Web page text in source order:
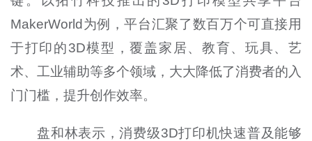
MakerWorld为例，平台汇聚了数百万个可直接用
于打印的3D模型，覆盖家居、教育、玩具、艺
术、工业辅助等多个领域，大大降低了消费者的入
门门槛，提升创作效率。
盘和林表示，消费级3D打印机快速普及能够